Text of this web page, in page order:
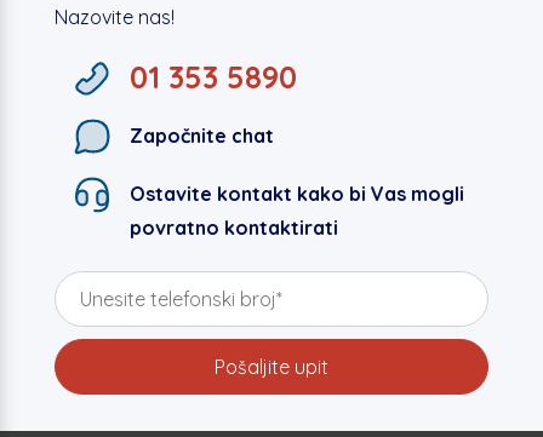
Nazovite nas!
01 353 5890
Započnite chat
Ostavite kontakt kako bi Vas mogli
povratno kontaktirati